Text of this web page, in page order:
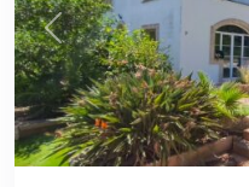
Poprzedni